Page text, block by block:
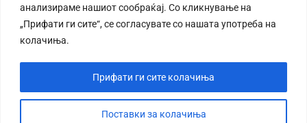
анализираме нашиот сообраќај. Со кликнување на
„Прифати ги сите“, се согласувате со нашата употреба на
колачиња.
Поставки за колачиња
Прифати ги сите колачиња